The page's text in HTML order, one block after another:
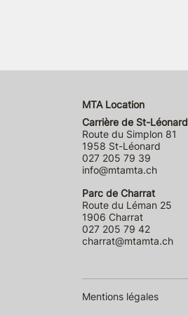
MTA Location
Carrière de St-Léonard
Route du Simplon 81
1958 St-Léonard
027 205 79 39
info@mtamta.ch
Parc de Charrat
Route du Léman 25
1906 Charrat
027 205 79 42
charrat@mtamta.ch
Mentions légales